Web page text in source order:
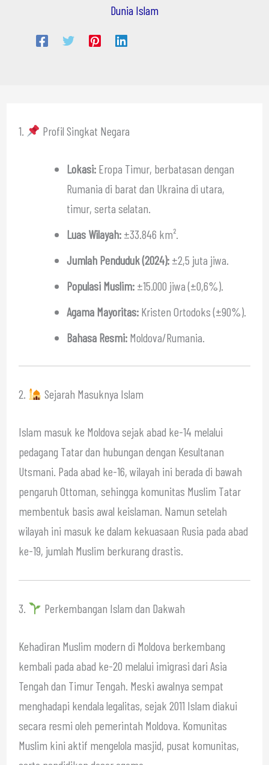
Dunia Islam
1. Profil Singkat Negara
Lokasi:Eropa Timur, berbatasan dengan
Rumania di barat dan Ukraina di utara,
timur, serta selatan.
Luas Wilayah:±33.846 km².
Jumlah Penduduk (2024):±2,5 juta jiwa.
Populasi Muslim:±15.000 jiwa (±0,6%).
Agama Mayoritas:Kristen Ortodoks (±90%).
Bahasa Resmi:Moldova/Rumania.
2. Sejarah Masuknya Islam
Islam masuk ke Moldova sejak abad ke-14 melalui
pedagang Tatar dan hubungan dengan Kesultanan
Utsmani. Pada abad ke-16, wilayah ini berada di bawah
pengaruh Ottoman, sehingga komunitas Muslim Tatar
membentuk basis awal keislaman. Namun setelah
wilayah ini masuk ke dalam kekuasaan Rusia pada abad
ke-19, jumlah Muslim berkurang drastis.
3. Perkembangan Islam dan Dakwah
Kehadiran Muslim modern di Moldova berkembang
kembali pada abad ke-20 melalui imigrasi dari Asia
Tengah dan Timur Tengah. Meski awalnya sempat
menghadapi kendala legalitas, sejak 2011 Islam diakui
secara resmi oleh pemerintah Moldova. Komunitas
Muslim kini aktif mengelola masjid, pusat komunitas,